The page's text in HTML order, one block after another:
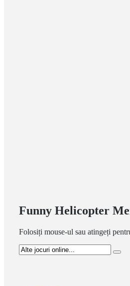
Funny Helicopter
Folosiți mouse-ul sau atingeți